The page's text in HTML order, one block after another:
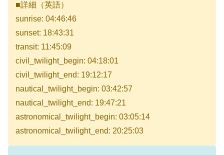
■詳細（英語）
sunrise: 04:46:46
sunset: 18:43:31
transit: 11:45:09
civil_twilight_begin: 04:18:01
civil_twilight_end: 19:12:17
nautical_twilight_begin: 03:42:57
nautical_twilight_end: 19:47:21
astronomical_twilight_begin: 03:05:14
astronomical_twilight_end: 20:25:03